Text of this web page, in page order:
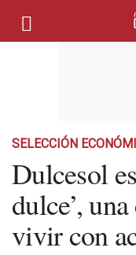
SELECCIÓN
Dulcesol
dulce’,
vivir con